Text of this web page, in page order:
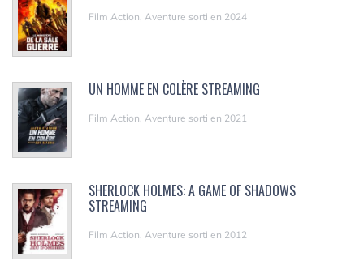
Film Action, Aventure sorti en 2024
UN HOMME EN COLÈRE STREAMING
Film Action, Aventure sorti en 2021
SHERLOCK HOLMES: A GAME OF SHADOWS
STREAMING
Film Action, Aventure sorti en 2012